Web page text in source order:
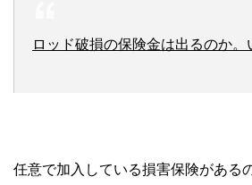
ロッド破損の保険金は出るのか。
任意で加入している損害保険がある